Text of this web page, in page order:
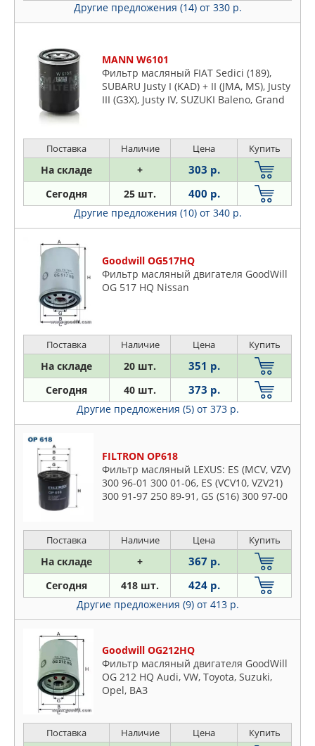
Другие предложения (14) от 330 р.
MANN W6101
Фильтр масляный FIAT Sedici (189),
SUBARU Justy I (KAD) + II (JMA, MS), Justy
III (G3X), Justy IV, SUZUKI Baleno, Grand
Поставка Наличие Цена Купить
На складе + 303 р.
Сегодня 25 шт. 400 р.
Другие предложения (10) от 340 р.
Goodwill OG517HQ
Фильтр масляный двигателя GoodWill
OG 517 HQ Nissan
Поставка Наличие Цена Купить
На складе 20 шт. 351 р.
Сегодня 40 шт. 373 р.
Другие предложения (5) от 373 р.
FILTRON OP618
Фильтр масляный LEXUS: ES (MCV, VZV)
300 96-01 300 01-06, ES (VCV10, VZV21)
300 91-97 250 89-91, GS (S16) 300 97-00
Поставка Наличие Цена Купить
На складе + 367 р.
Сегодня 418 шт. 424 р.
Другие предложения (9) от 413 р.
Goodwill OG212HQ
Фильтр масляный двигателя GoodWill
OG 212 HQ Audi, VW, Toyota, Suzuki,
Opel, ВАЗ
Поставка Наличие Цена Купить